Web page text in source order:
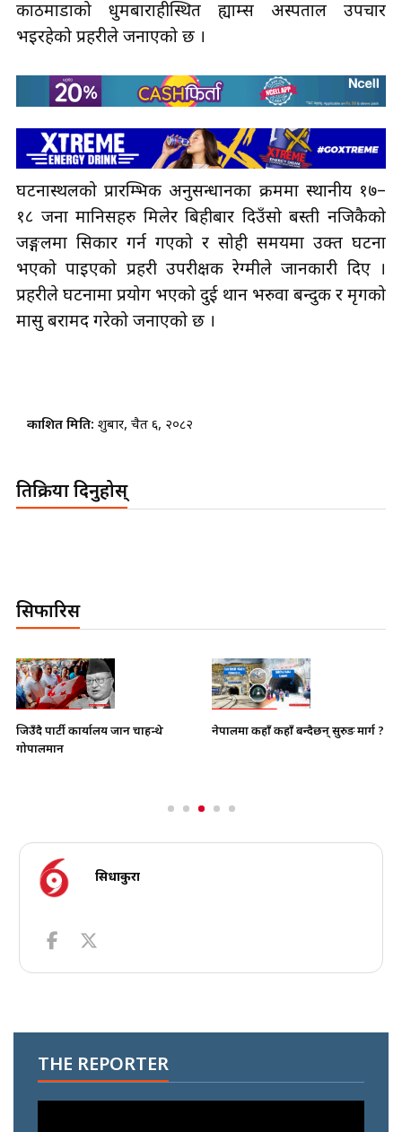
काठमाडौँको धुमबाराहीस्थित ह्याम्स अस्पताल उपचार
भइरहेको प्रहरीले जनाएको छ ।
घटनास्थलको प्रारम्भिक अनुसन्धानका क्रममा स्थानीय १७–
१८ जना मानिसहरु मिलेर बिहीबार दिउँसो बस्ती नजिकैको
जङ्गलमा सिकार गर्न गएको र सोही समयमा उक्त घटना
भएको पाइएको प्रहरी उपरीक्षक रेग्मीले जानकारी दिए ।
प्रहरीले घटनामा प्रयोग भएको दुई थान भरुवा बन्दुक र मृगको
मासु बरामद गरेको जनाएको छ ।
प्रकाशित मिति: शुक्रबार, चैत ६, २०८२
प्रतिक्रिया दिनुहोस्
सिफारिस
जिउँदै पार्टी कार्यालय जान चाहन्थे
गोपालमान
नेपालमा कहाँ कहाँ बन्दैछन् सुरुङ मार्ग ?
सिधाकुरा
THE REPORTER